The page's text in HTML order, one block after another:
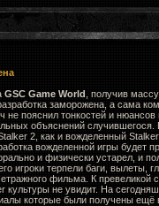
GSC Game World , получив
заморожена, а сама
не пояснил тонкостей и
объяснений
2, как и вожделенный
вожделенной игры будет
и физически устарел, и
игроки терпели баги, вылеты,
фильма. К превеликой
культуры не увидит. На
которые были получены ещё